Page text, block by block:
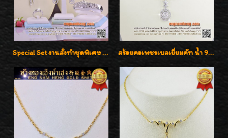
Special Set งานสั่งทำชุดพิเศษ เพชรคัดทุกชิ้น สวยหรูหรา ราคามิตรภาพค่ะ สร้อยคอเพชรเบลเยี่ยมคัท น้ำ 99% E-Color / VVS น้ำหนักเพชรรวม 16.05 กะรัต